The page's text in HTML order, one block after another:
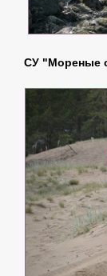
СУ "Мореные